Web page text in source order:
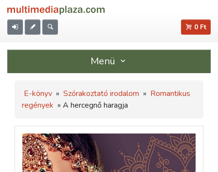
0 Ft
Menü
E-könyv » Szórakoztató irodalom » Romantikus
regények » A hercegnő haragja